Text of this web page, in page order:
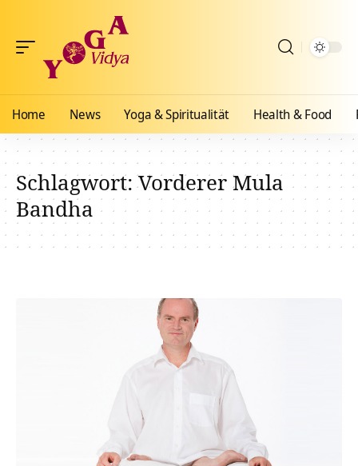
Home News Yoga & Spiritualität Health & Food
Schlagwort:Vorderer Mula
Bandha